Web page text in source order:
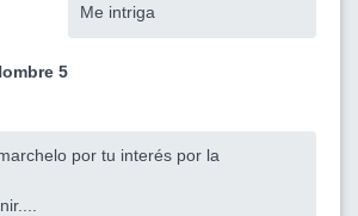
Me intriga
5
por tu interés por la